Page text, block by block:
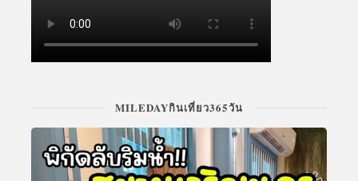
MILEDAYกินเที่ยว365วัน